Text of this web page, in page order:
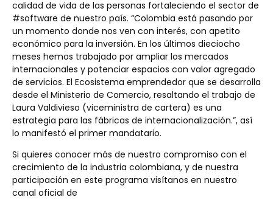
calidad de vida de las personas fortaleciendo el sector de
#software de nuestro país. “Colombia está pasando por
un momento donde nos ven con interés, con apetito
económico para la inversión. En los últimos dieciocho
meses hemos trabajado por ampliar los mercados
internacionales y potenciar espacios con valor agregado
de servicios. El Ecosistema emprendedor que se desarrolla
desde el Ministerio de Comercio, resaltando el trabajo de
Laura Valdivieso (viceministra de cartera) es una
estrategia para las fábricas de internacionalización.”, así
lo manifestó el primer mandatario.
Si quieres conocer más de nuestro compromiso con el
crecimiento de la industria colombiana, y de nuestra
participación en este programa visítanos en nuestro
canal oficial de